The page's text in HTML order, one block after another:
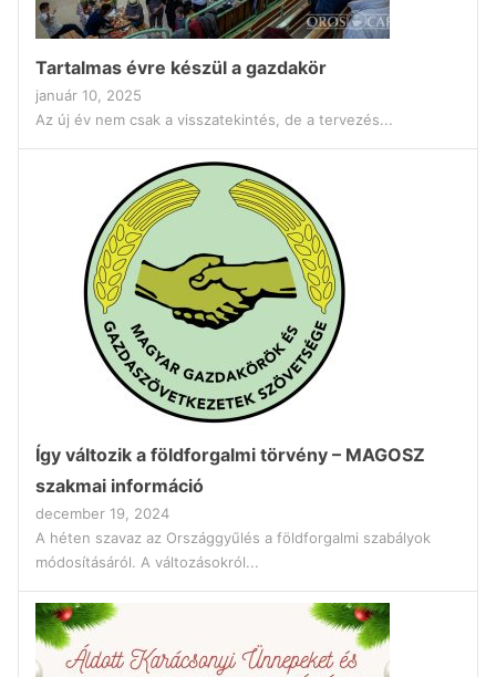
Tartalmas évre készül a gazdakör
január 10, 2025
Az új év nem csak a visszatekintés, de a tervezés...
Így változik a földforgalmi törvény – MAGOSZ
szakmai információ
december 19, 2024
A héten szavaz az Országgyűlés a földforgalmi szabályok
módosításáról. A változásokról...